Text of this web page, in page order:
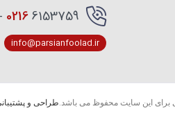
02166153759 - 02166154227- 02166154412
info@parsianfoolad.ir
برای این سایت محفوظ می باشد.طراحی و